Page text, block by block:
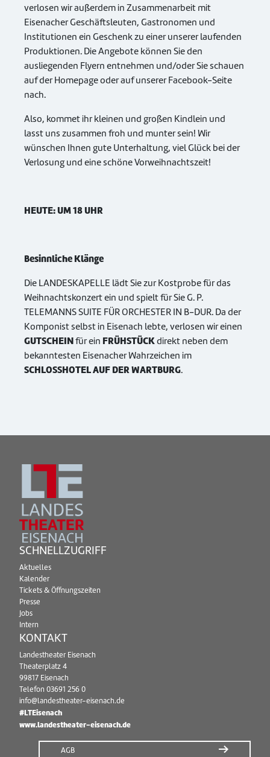
verlosen wir außerdem in Zusammenarbeit mit
Eisenacher Geschäftsleuten, Gastronomen und
Institutionen ein Geschenk zu einer unserer laufenden
Produktionen. Die Angebote können Sie den
ausliegenden Flyern entnehmen und/oder Sie schauen
auf der Homepage oder auf unserer Facebook-Seite
nach.
Also, kommet ihr kleinen und großen Kindlein und
lasst uns zusammen froh und munter sein! Wir
wünschen Ihnen gute Unterhaltung, viel Glück bei der
Verlosung und eine schöne Vorweihnachtszeit!
HEUTE: UM 18 UHR
Besinnliche Klänge
Die LANDESKAPELLE lädt Sie zur Kostprobe für das
Weihnachtskonzert ein und spielt für Sie G. P.
TELEMANNS SUITE FÜR ORCHESTER IN B-DUR. Da der
Komponist selbst in Eisenach lebte, verlosen wir einen
GUTSCHEINfür ein FRÜHSTÜCKdirekt neben dem
bekanntesten Eisenacher Wahrzeichen im
SCHLOSSHOTEL AUF DER WARTBURG.
SCHNELLZUGRIFF
Aktuelles
Kalender
Tickets & Öffnungszeiten
Presse
Jobs
Intern
KONTAKT
Landestheater Eisenach
Theaterplatz 4
99817 Eisenach
Telefon 03691 256 0
info@landestheater-eisenach.de
#LTEisenach
www.landestheater-eisenach.de
AGB